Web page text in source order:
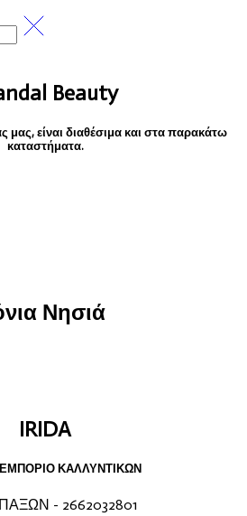
Beauty
μας, είναι διαθέσιμα και στα παρακάτω
καταστήματα.
Νησιά
IRIDA
ΕΜΠΟΡΙΟ ΚΑΛΛΥΝΤΙΚΩΝ
- 2662032801